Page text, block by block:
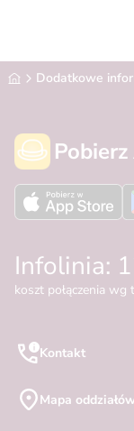
Alior BankDodatkowe
Infolinia:
koszt połączenia
Kontakt
Mapa